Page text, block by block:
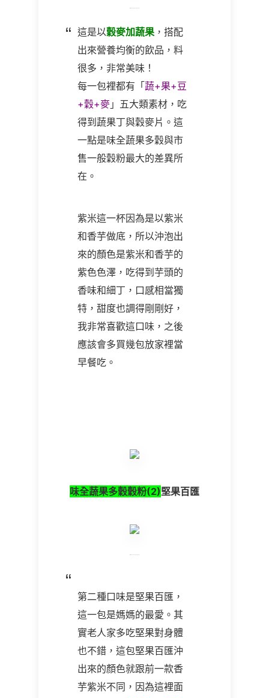
這是以穀麥加蔬果，搭配
出來營養均衡的飲品，料
很多，非常美味！
每一包裡都有「 蔬+果+豆
+穀+麥 」五大類素材，吃
得到蔬果丁與穀麥片。這
一點是味全蔬果多穀與市
售一般穀粉最大的差異所
在。
紫米這一杯因為是以紫米
和香芋做底，所以沖泡出
來的顏色是紫米和香芋的
紫色色澤，吃得到芋頭的
香味和細丁，口感相當獨
特，甜度也調得剛剛好，
我非常喜歡這口味，之後
應該會多買幾包放家裡當
早餐吃。
味全蔬果多穀穀粉(2)堅果百匯
第二種口味是堅果百匯，
這一包是媽媽的最愛。其
實老人家多吃堅果對身體
也不錯，這包堅果百匯沖
出來的顏色就跟前一款香
芋紫米不同，因為這裡面